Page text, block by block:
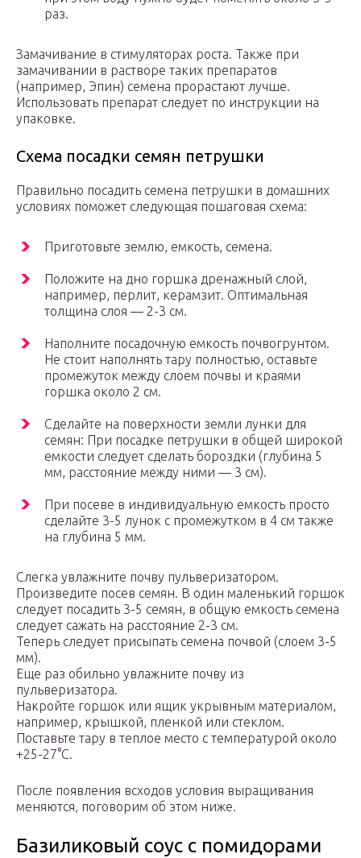
раз.
Замачивание в стимуляторах роста. Также при
замачивании в растворе таких препаратов
(например, Эпин) семена прорастают лучше.
Использовать препарат следует по инструкции на
упаковке.
Схема посадки семян петрушки
Правильно посадить семена петрушки в домашних
условиях поможет следующая пошаговая схема:
Приготовьте землю, емкость, семена.
Положите на дно горшка дренажный слой,
например, перлит, керамзит. Оптимальная
толщина слоя — 2-3 см.
Наполните посадочную емкость почвогрунтом.
Не стоит наполнять тару полностью, оставьте
промежуток между слоем почвы и краями
горшка около 2 см.
Сделайте на поверхности земли лунки для
семян: При посадке петрушки в общей широкой
емкости следует сделать бороздки (глубина 5
мм, расстояние между ними — 3 см).
При посеве в индивидуальную емкость просто
сделайте 3-5 лунок с промежутком в 4 см также
на глубина 5 мм.
Слегка увлажните почву пульверизатором.
Произведите посев семян. В один маленький горшок
следует посадить 3-5 семян, в общую емкость семена
следует сажать на расстояние 2-3 см.
Теперь следует присыпать семена почвой (слоем 3-5
мм).
Еще раз обильно увлажните почву из
пульверизатора.
Накройте горшок или ящик укрывным материалом,
например, крышкой, пленкой или стеклом.
Поставьте тару в теплое место с температурой около
+25-27°C.
После появления всходов условия выращивания
меняются, поговорим об этом ниже.
Базиликовый соус с помидорами